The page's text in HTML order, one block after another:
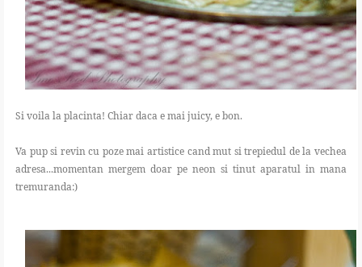
Si voila la placinta! Chiar daca e mai juicy, e bon.
Va pup si revin cu poze mai artistice cand mut si trepiedul de la vechea
adresa...momentan mergem doar pe neon si tinut aparatul in mana
tremuranda:)